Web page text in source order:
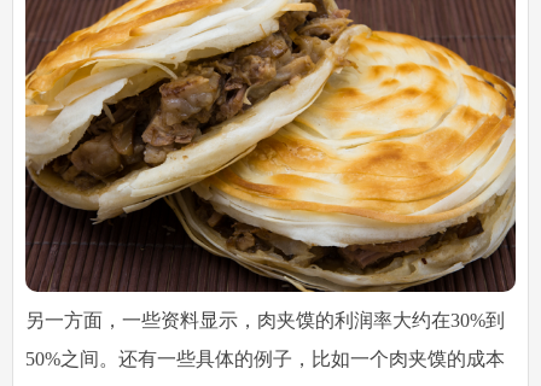
另一方面，一些资料显示，肉夹馍的利润率大约在30%到
50%之间。还有一些具体的例子，比如一个肉夹馍的成本